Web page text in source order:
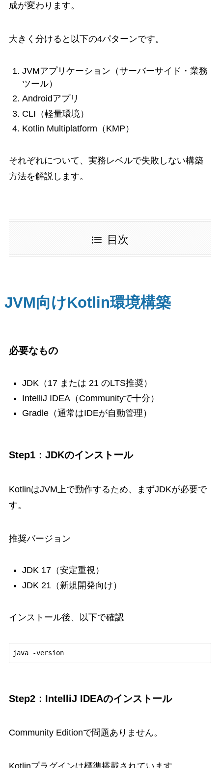
成が変わります。
大きく分けると以下の4パターンです。
JVMアプリケーション（サーバーサイド・業務
ツール）
Androidアプリ
CLI（軽量環境）
Kotlin Multiplatform（KMP）
それぞれについて、実務レベルで失敗しない構築
方法を解説します。
目次
JVM向けKotlin環境構築
必要なもの
JDK（17 または 21 のLTS推奨）
IntelliJ IDEA（Communityで十分）
Gradle（通常はIDEが自動管理）
Step1：JDKのインストール
KotlinはJVM上で動作するため、まずJDKが必要で
す。
推奨バージョン
JDK 17（安定重視）
JDK 21（新規開発向け）
インストール後、以下で確認
java -version
Step2：IntelliJ IDEAのインストール
Community Editionで問題ありません。
Kotlinプラグインは標準搭載されています。